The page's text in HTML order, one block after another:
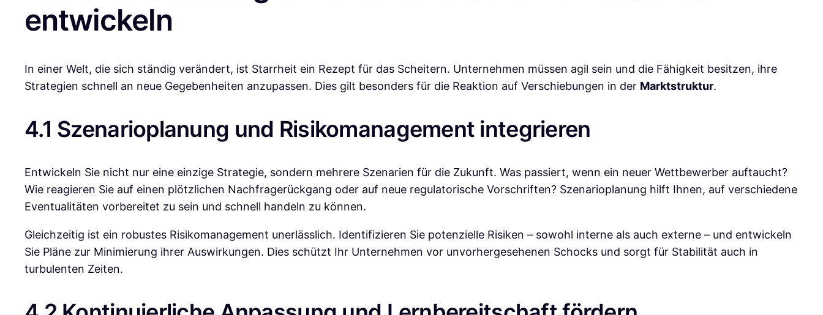
entwickeln
In einer Welt, die sich ständig verändert, ist Starrheit ein Rezept für das Scheitern. Unternehmen müssen agil sein und die Fähigkeit besitzen, ihre
Strategien schnell an neue Gegebenheiten anzupassen. Dies gilt besonders für die Reaktion auf Verschiebungen in der Marktstruktur.
4.1 Szenarioplanung und Risikomanagement integrieren
Entwickeln Sie nicht nur eine einzige Strategie, sondern mehrere Szenarien für die Zukunft. Was passiert, wenn ein neuer Wettbewerber auftaucht?
Wie reagieren Sie auf einen plötzlichen Nachfragerückgang oder auf neue regulatorische Vorschriften? Szenarioplanung hilft Ihnen, auf verschiedene
Eventualitäten vorbereitet zu sein und schnell handeln zu können.
Gleichzeitig ist ein robustes Risikomanagement unerlässlich. Identifizieren Sie potenzielle Risiken – sowohl interne als auch externe – und entwickeln
Sie Pläne zur Minimierung ihrer Auswirkungen. Dies schützt Ihr Unternehmen vor unvorhergesehenen Schocks und sorgt für Stabilität auch in
turbulenten Zeiten.